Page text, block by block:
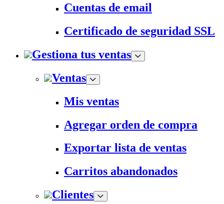
Cuentas de email
Certificado de seguridad SSL
Gestiona tus ventas
Ventas
Mis ventas
Agregar orden de compra
Exportar lista de ventas
Carritos abandonados
Clientes